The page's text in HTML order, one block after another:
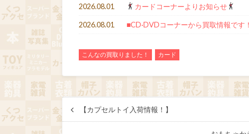
2026.08.01 カードコーナーよりお知らせ
2026.08.01 ■CD·DVDコーナーから買取情報です
こんなの買取りました！ カード
【カプセルトイ入荷情報！】